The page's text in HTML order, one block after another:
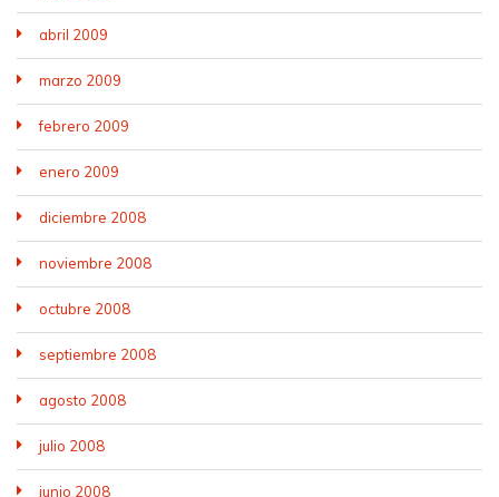
abril 2009
marzo 2009
febrero 2009
enero 2009
diciembre 2008
noviembre 2008
octubre 2008
septiembre 2008
agosto 2008
julio 2008
junio 2008